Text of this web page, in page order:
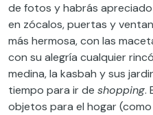
de fotos y habrás
en zócalos, puertas y
más hermosa, con las
con su alegría cualquier
medina, la kasbah y sus
tiempo para ir de shopping.
objetos para el hogar